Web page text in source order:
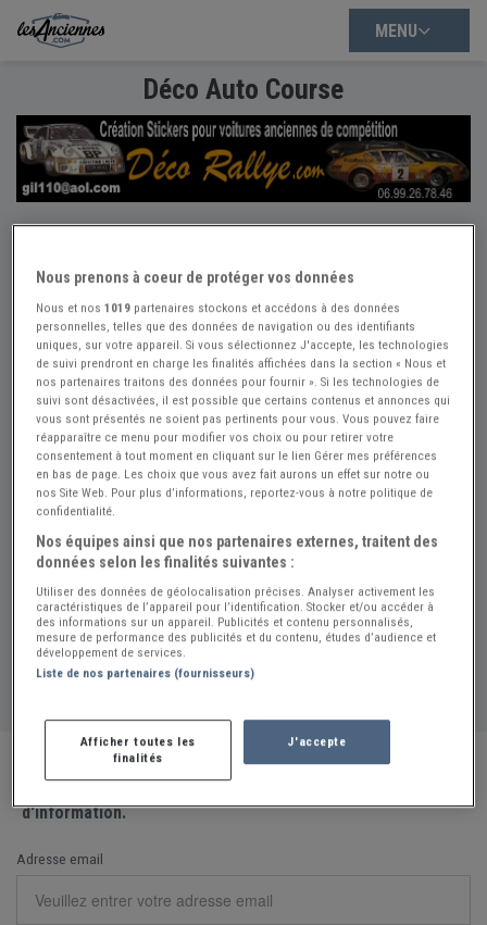
MENU
Déco Auto Course
decorallye.com/index.html
06 99 26 78 46
Envoyer un message
Création de stickers pour décoration de voitures anciennes
de compétiion
Partager la fiche
Signaler une erreur
Consultez nos nouvelles annonces et les ventes aux
enchères à venir en vous abonnant à notre lettre
d'information.
Adresse email
Nous prenons à coeur de protéger vos données
Nous et nos1019 partenaires stockons et accédons à des données
personnelles, telles que des données de navigation ou des identifiants
uniques, sur votre appareil. Si vous sélectionnez J'accepte, les technologies
de suivi prendront en charge les finalités affichées dans la section « Nous et
nos partenaires traitons des données pour fournir ». Si les technologies de
suivi sont désactivées, il est possible que certains contenus et annonces qui
vous sont présentés ne soient pas pertinents pour vous. Vous pouvez faire
réapparaître ce menu pour modifier vos choix ou pour retirer votre
consentement à tout moment en cliquant sur le lien Gérer mes préférences
en bas de page. Les choix que vous avez fait aurons un effet sur notre ou
nos Site Web. Pour plus d’informations, reportez-vous à notre politique de
confidentialité.
Nos équipes ainsi que nos partenaires externes, traitent des
données selon les finalités suivantes :
Utiliser des données de géolocalisation précises. Analyser activement les
caractéristiques de l’appareil pour l’identification. Stocker et/ou accéder à
des informations sur un appareil. Publicités et contenu personnalisés,
mesure de performance des publicités et du contenu, études d’audience et
développement de services.
Liste de nos partenaires (fournisseurs)
Afficher toutes les
finalités
J'accepte